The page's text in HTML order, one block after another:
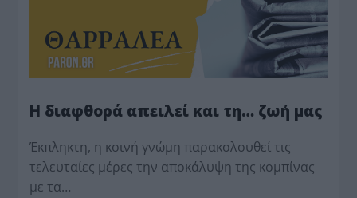
Η διαφθορά απειλεί και τη… ζωή μας
Έκπληκτη, η κοινή γνώμη παρακολουθεί τις
τελευταίες μέρες την αποκάλυψη της κο­μπίνας
με τα…